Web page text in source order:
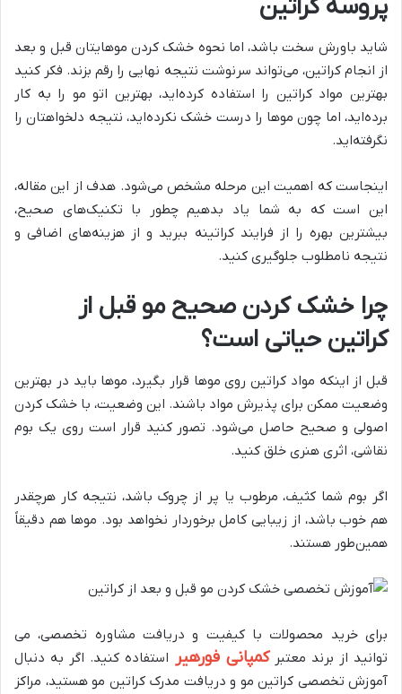
پروسه کراتین
شاید باورش سخت باشد، اما نحوه خشک کردن موهایتان قبل و بعد
از انجام کراتین، می‌تواند سرنوشت نتیجه نهایی را رقم بزند. فکر کنید
بهترین مواد کراتین را استفاده کرده‌اید، بهترین اتو مو را به کار
برده‌اید، اما چون موها را درست خشک نکرده‌اید، نتیجه دلخواهتان را
نگرفته‌اید.
اینجاست که اهمیت این مرحله مشخص می‌شود. هدف از این مقاله،
این است که به شما یاد بدهیم چطور با تکنیک‌های صحیح،
بیشترین بهره را از فرایند کراتینه ببرید و از هزینه‌های اضافی و
نتیجه نامطلوب جلوگیری کنید.
چرا خشک کردن صحیح مو قبل از
کراتین حیاتی است؟
قبل از اینکه مواد کراتین روی موها قرار بگیرد، موها باید در بهترین
وضعیت ممکن برای پذیرش مواد باشند. این وضعیت، با خشک کردن
اصولی و صحیح حاصل می‌شود. تصور کنید قرار است روی یک بوم
نقاشی، اثری هنری خلق کنید.
اگر بوم شما کثیف، مرطوب یا پر از چروک باشد، نتیجه کار هرچقدر
هم خوب باشد، از زیبایی کامل برخوردار نخواهد بود. موها هم دقیقاً
همین‌طور هستند.
برای خرید محصولات با کیفیت و دریافت مشاوره تخصصی، می
توانید از برند معتبرکمپانی فورهیر استفاده کنید. اگر به دنبال
آموزش تخصصی کراتین مو و دریافت مدرک کراتین مو هستید، مراکز